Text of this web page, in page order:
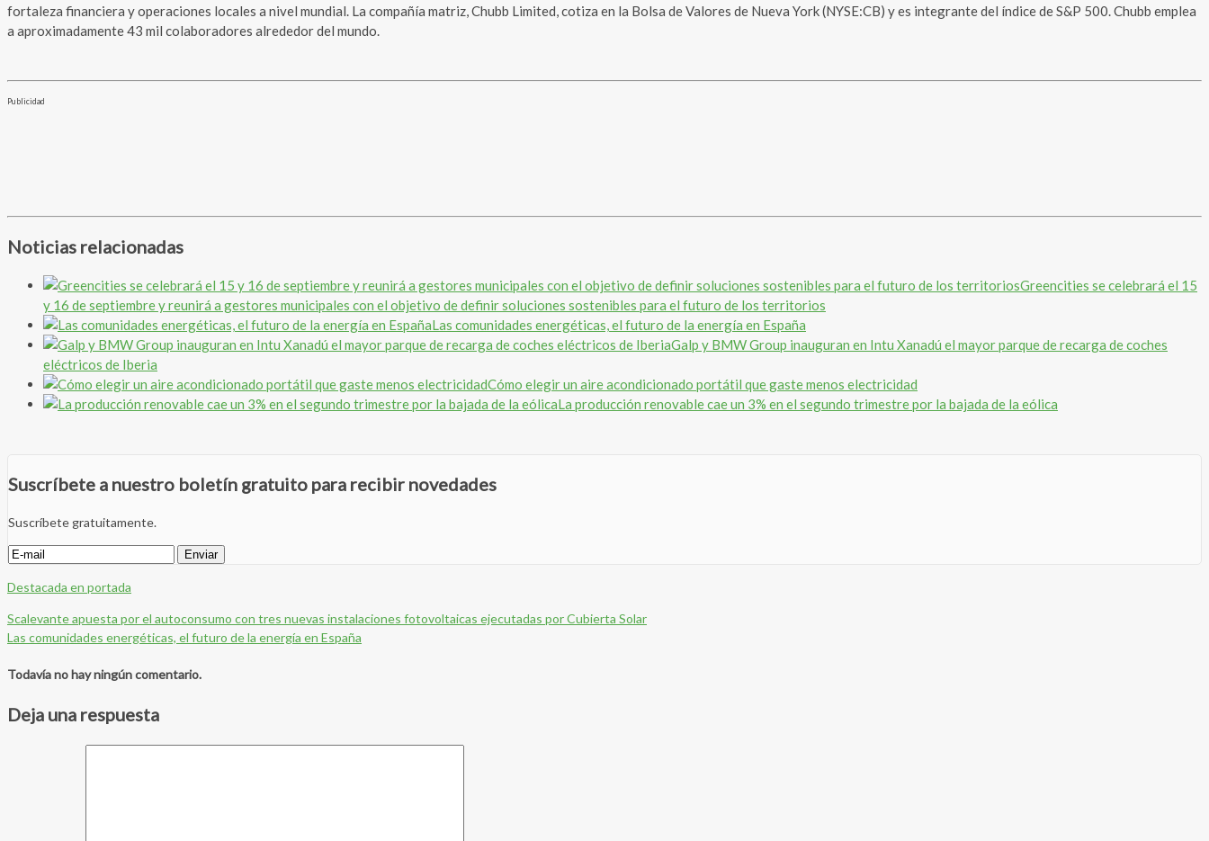
fortaleza financiera y operaciones locales a nivel mundial. La compañía matriz, Chubb Limited, cotiza en la Bolsa de Valores de Nueva York (NYSE:CB) y es integrante del índice de S&P 500. Chubb emplea
a aproximadamente 43 mil colaboradores alrededor del mundo.
Publicidad
Noticias relacionadas
Greencities se celebrará el 15
y 16 de septiembre y reunirá a gestores municipales con el objetivo de definir soluciones sostenibles para el futuro de los territorios
Las comunidades energéticas, el futuro de la energía en España
Galp y BMW Group inauguran en Intu Xanadú el mayor parque de recarga de coches
eléctricos de Iberia
Cómo elegir un aire acondicionado portátil que gaste menos electricidad
La producción renovable cae un 3% en el segundo trimestre por la bajada de la eólica
Suscríbete a nuestro boletín gratuito para recibir novedades
Suscríbete gratuitamente.
Destacada en portada
Scalevante apuesta por el autoconsumo con tres nuevas instalaciones fotovoltaicas ejecutadas por Cubierta Solar
Las comunidades energéticas, el futuro de la energía en España
Todavía no hay ningún comentario.
Deja una respuesta